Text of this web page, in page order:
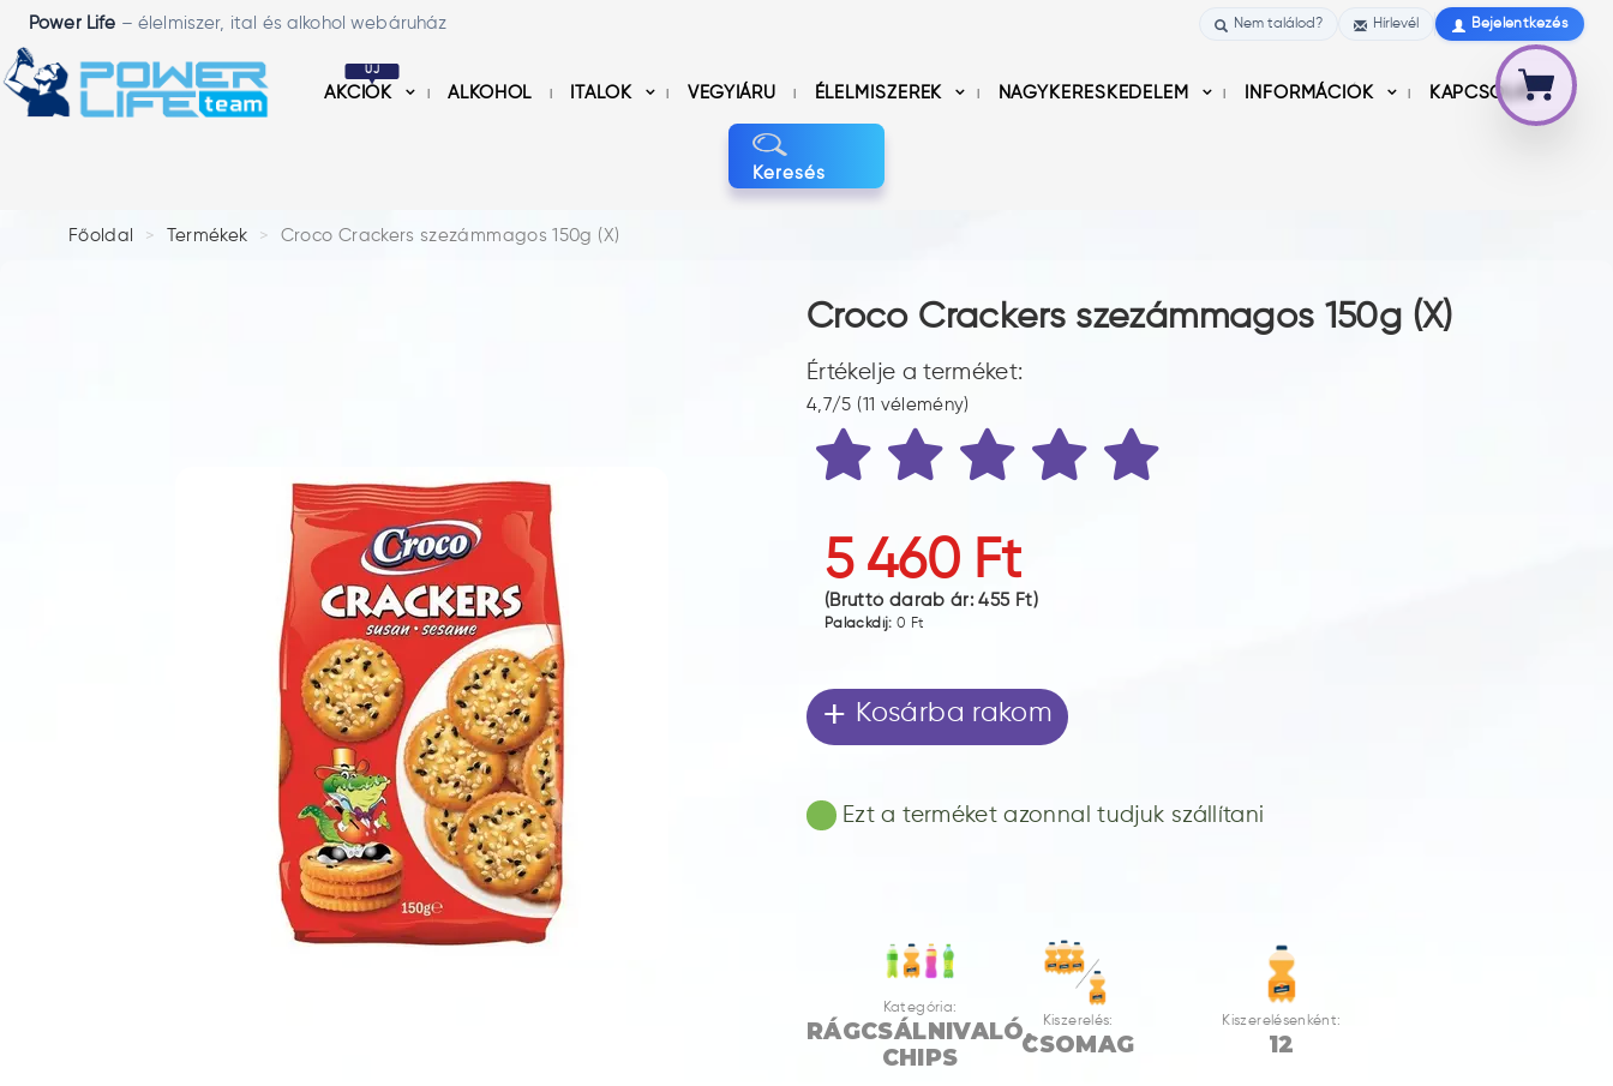
Power Life – élelmiszer, ital és alkohol webáruház Nem találod? Hírlevél Bejelentkezés
ÚJ
AKCIÓK ALKOHOL ITALOK VEGYIÁRU ÉLELMISZEREK NAGYKERESKEDELEM INFORMÁCIÓK KAPCSOLAT
Keresés
Főoldal Termékek Croco Crackers szezámmagos 150g (X)
Croco Crackers szezámmagos 150g (X)
Értékelje a terméket:
4,7/5 (11 vélemény)
5 460 Ft
(Bruttó darab ár:455 Ft)
Palackdíj: 0 Ft
+ Kosárba rakom
Ezt a terméket azonnal tudjuk szállítani
Kategória:
RÁGCSÁLNIVALÓ,
CHIPS
Kiszerelés:
CSOMAG
Kiszerelésenként:
12